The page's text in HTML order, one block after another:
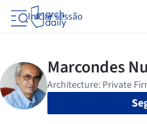
Iniciar sessão